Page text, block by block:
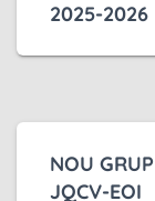
2025-2026
NOU
JQCV-EOI